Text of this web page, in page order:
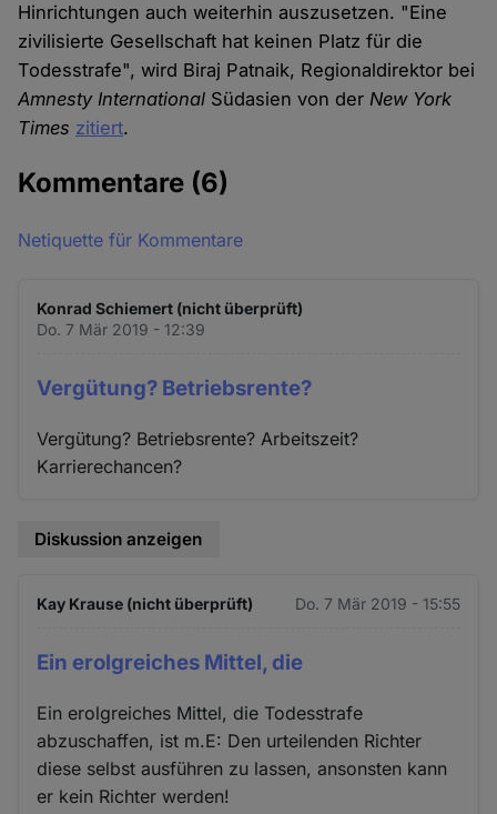
Hinrichtungen auch weiterhin auszusetzen. "Eine
zivilisierte Gesellschaft hat keinen Platz für die
Todesstrafe", wird Biraj Patnaik, Regionaldirektor bei
Amnesty International Südasien von derNew York
Times zitiert.
Kommentare (6)
Netiquette für Kommentare
Konrad Schiemert (nicht überprüft)
Do. 7 Mär 2019 - 12:39
Vergütung? Betriebsrente?
Vergütung? Betriebsrente? Arbeitszeit?
Karrierechancen?
Diskussion anzeigen
Kay Krause (nicht überprüft) Do. 7 Mär 2019 - 15:55
Ein erolgreiches Mittel, die
Ein erolgreiches Mittel, die Todesstrafe
abzuschaffen, ist m.E: Den urteilenden Richter
diese selbst ausführen zu lassen, ansonsten kann
er kein Richter werden!